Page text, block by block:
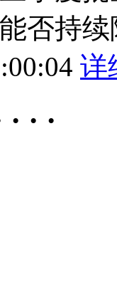
否持
详
· ·